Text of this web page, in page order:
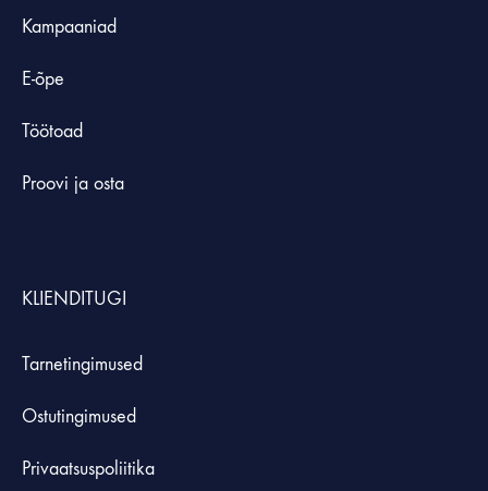
Kampaaniad
E-õpe
Töötoad
Proovi ja osta
KLIENDITUGI
Tarnetingimused
Ostutingimused
Privaatsuspoliitika